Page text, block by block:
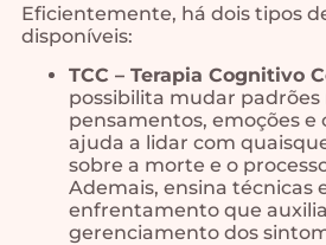
Eficientemente, há dois tipos
disponíveis:
TCC – Terapia Cognitivo
possibilita mudar padrões
pensamentos, emoções
ajuda a lidar com
sobre a morte e o
Ademais, ensina técnicas
enfrentamento que
gerenciamento dos